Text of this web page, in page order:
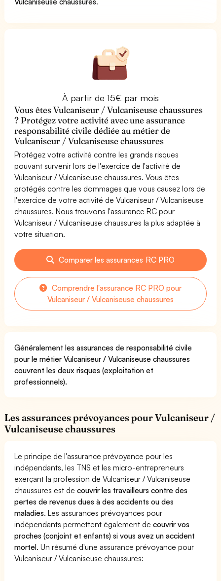
À partir de 15€ par mois
Vous êtes Vulcaniseur / Vulcaniseuse chaussures
? Protégez votre activité avec une assurance
responsabilité civile dédiée au métier de
Vulcaniseur / Vulcaniseuse chaussures
Protégez votre activité contre les grands risques
pouvant survenir lors de l'exercice de l'activité de
Vulcaniseur / Vulcaniseuse chaussures. Vous êtes
protégés contre les dommages que vous causez lors de
l'exercice de votre activité de Vulcaniseur / Vulcaniseuse
chaussures. Nous trouvons l'assurance RC pour
Vulcaniseur / Vulcaniseuse chaussures la plus adaptée à
votre situation.
Comparer les assurances RC PRO
Comprendre l'assurance RC PRO pour
Vulcaniseur / Vulcaniseuse chaussures
Généralement les assurances de responsabilité civile
pour le métier Vulcaniseur / Vulcaniseuse chaussures
couvrent les deux risques (exploitation et
professionnels).
Les assurances prévoyances pour Vulcaniseur /
Vulcaniseuse chaussures
Le principe de l'assurance prévoyance pour les
indépendants, les TNS et les micro-entrepreneurs
exerçant la profession de Vulcaniseur / Vulcaniseuse
chaussures est decouvrir les travailleurs contre des
pertes de revenus dues à des accidents ou des
maladies. Les assurances prévoyances pour
indépendants permettent également decouvrir vos
proches (conjoint et enfants) si vous avez un accident
mortel. Un résumé d'une assurance prévoyance pour
Vulcaniseur / Vulcaniseuse chaussures: